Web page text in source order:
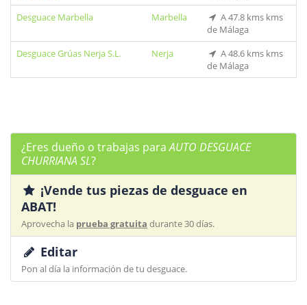
Desguace Marbella
Marbella
A 47.8 kms kms
de Málaga
Desguace Grúas Nerja S.L.
Nerja
A 48.6 kms kms
de Málaga
¿Eres dueño o trabajas paraAUTO DESGUACE
CHURRIANA SL?
¡Vende tus piezas de desguace en
ABAT!
Aprovecha la prueba gratuita durante 30 días.
Editar
Pon al día la información de tu desguace.